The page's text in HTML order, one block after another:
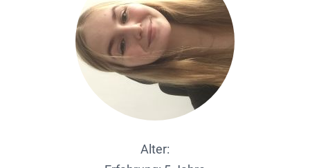
Alter: